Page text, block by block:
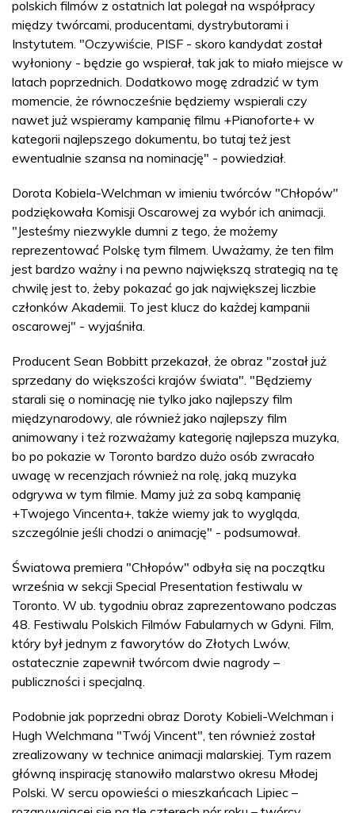
polskich filmów z ostatnich lat polegał na współpracy
między twórcami, producentami, dystrybutorami i
Instytutem. "Oczywiście, PISF - skoro kandydat został
wyłoniony - będzie go wspierał, tak jak to miało miejsce w
latach poprzednich. Dodatkowo mogę zdradzić w tym
momencie, że równocześnie będziemy wspierali czy
nawet już wspieramy kampanię filmu +Pianoforte+ w
kategorii najlepszego dokumentu, bo tutaj też jest
ewentualnie szansa na nominację" - powiedział.
Dorota Kobiela-Welchman w imieniu twórców "Chłopów"
podziękowała Komisji Oscarowej za wybór ich animacji.
"Jesteśmy niezwykle dumni z tego, że możemy
reprezentować Polskę tym filmem. Uważamy, że ten film
jest bardzo ważny i na pewno największą strategią na tę
chwilę jest to, żeby pokazać go jak największej liczbie
członków Akademii. To jest klucz do każdej kampanii
oscarowej" - wyjaśniła.
Producent Sean Bobbitt przekazał, że obraz "został już
sprzedany do większości krajów świata". "Będziemy
starali się o nominację nie tylko jako najlepszy film
międzynarodowy, ale również jako najlepszy film
animowany i też rozważamy kategorię najlepsza muzyka,
bo po pokazie w Toronto bardzo dużo osób zwracało
uwagę w recenzjach również na rolę, jaką muzyka
odgrywa w tym filmie. Mamy już za sobą kampanię
+Twojego Vincenta+, także wiemy jak to wygląda,
szczególnie jeśli chodzi o animację" - podsumował.
Światowa premiera "Chłopów" odbyła się na początku
września w sekcji Special Presentation festiwalu w
Toronto. W ub. tygodniu obraz zaprezentowano podczas
48. Festiwalu Polskich Filmów Fabularnych w Gdyni. Film,
który był jednym z faworytów do Złotych Lwów,
ostatecznie zapewnił twórcom dwie nagrody –
publiczności i specjalną.
Podobnie jak poprzedni obraz Doroty Kobieli-Welchman i
Hugh Welchmana "Twój Vincent", ten również został
zrealizowany w technice animacji malarskiej. Tym razem
główną inspirację stanowiło malarstwo okresu Młodej
Polski. W sercu opowieści o mieszkańcach Lipiec –